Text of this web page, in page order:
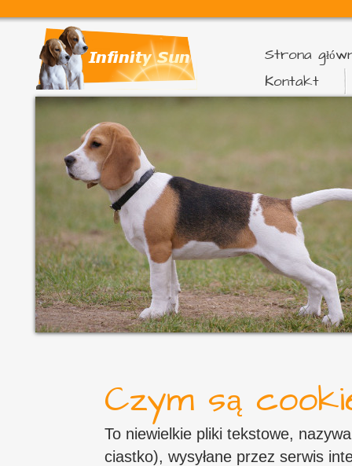
Strona
Kontakt
Czym są
To niewielkie pliki tekstowe,
ciastko), wysyłane przez serwis